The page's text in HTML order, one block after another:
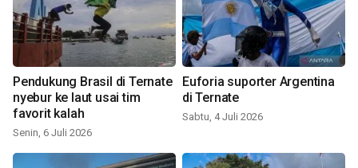
Pendukung Brasil di Ternate
nyebur ke laut usai tim
favorit kalah
Senin, 6 Juli 2026
Euforia suporter Argentina
di Ternate
Sabtu, 4 Juli 2026